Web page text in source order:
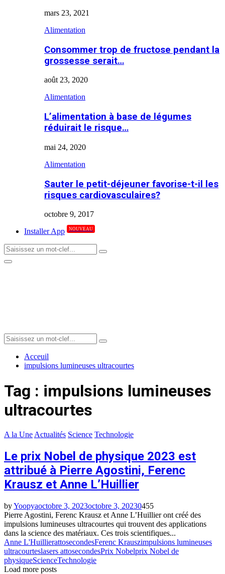
mars 23, 2021
Alimentation
Consommer trop de fructose pendant la
grossesse serait…
août 23, 2020
Alimentation
L’alimentation à base de légumes
réduirait le risque…
mai 24, 2020
Alimentation
Sauter le petit-déjeuner favorise-t-il les
risques cardiovasculaires?
octobre 9, 2017
Installer App
NOUVEAU
Search
for:
Search
Primary
Search
for:
Search
Acceuil
impulsions lumineuses ultracourtes
Tag : impulsions lumineuses
ultracourtes
A la Une Actualités Science Technologie
Le prix Nobel de physique 2023 est
attribué à Pierre Agostini, Ferenc
Krausz et Anne L’Huillier
byYoopyaoctobre 3, 2023octobre 3, 20230455
Pierre Agostini, Ferenc Krausz et Anne L’Huillier ont créé des
impulsions lumineuses ultracourtes qui trouvent des applications
dans la science des matériaux. Ces trois scientifiques...
Anne L'HuillierattosecondesFerenc Krauszimpulsions lumineuses
ultracourteslasers attosecondesPrix Nobelprix Nobel de
physiqueScienceTechnologie
Load more posts